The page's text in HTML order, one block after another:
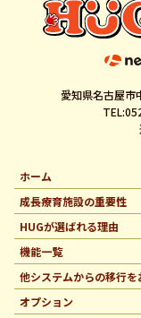
愛知県名古屋市
ホーム
成長療育施設の重要性
HUGが選ばれる理由
機能一覧
他システムからの移行を
オプション